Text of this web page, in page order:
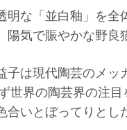
な「並白釉」を全
気で賑やかな野良
子は現代陶芸のメッ
世界の陶芸界の注目
合いとぼってりとし